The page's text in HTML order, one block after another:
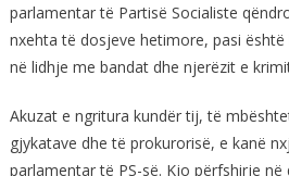
parlamentar të Partisë Socialiste
nxehta të dosjeve hetimore, pasi
në lidhje me bandat dhe njerëzit e
Akuzat e ngritura kundër tij, të
gjykatave dhe të prokurorisë, e kanë
parlamentar të PS-së. Kjo përfshirje në